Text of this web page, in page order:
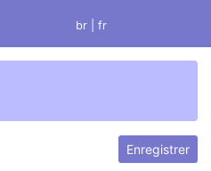
br | fr
Enregistrer